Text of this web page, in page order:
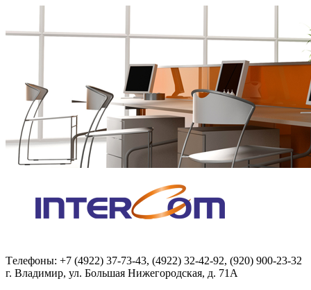
Tелефоны: +7 (4922) 37-73-43, (4922) 32-42-92, (920) 900-23-32
г. Владимир, ул. Большая Нижегородская, д. 71А